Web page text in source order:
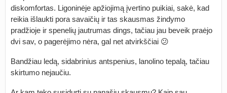
diskomfortas. Ligoninėje apžiojimą įvertino puikiai, sakė, kad
reikia išlaukti pora savaičių ir tas skausmas žindymo
pradžioje ir spenelių jautrumas dings, tačiau jau beveik praėjo
dvi sav, o pagerėjimo nėra, gal net atvirkščiai 😕
Bandžiau ledą, sidabrinius antspenius, lanolino tepalą, tačiau
skirtumo nejaučiu.